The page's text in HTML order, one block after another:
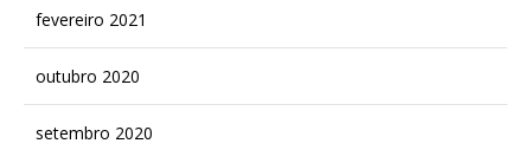
fevereiro 2021
outubro 2020
setembro 2020